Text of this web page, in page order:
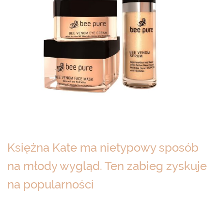
Księżna Kate ma nietypowy sposób
na młody wygląd. Ten zabieg zyskuje
na popularności